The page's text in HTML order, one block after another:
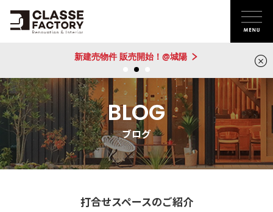
新建売物件 販売開始！@城陽
BLOG
ブログ
打合せスペースのご紹介